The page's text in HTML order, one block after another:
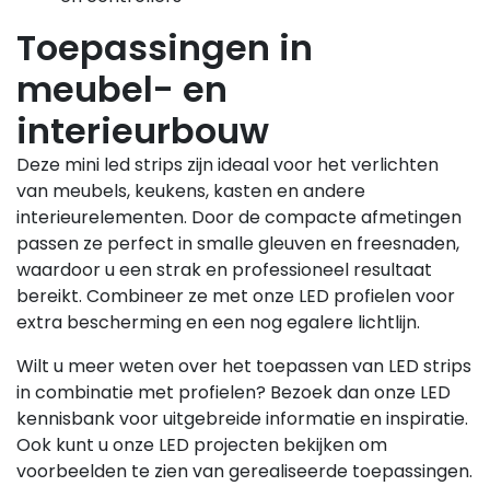
Toepassingen in
meubel- en
interieurbouw
Deze mini led strips zijn ideaal voor het verlichten
van meubels, keukens, kasten en andere
interieurelementen. Door de compacte afmetingen
passen ze perfect in smalle gleuven en freesnaden,
waardoor u een strak en professioneel resultaat
bereikt. Combineer ze met onze LED profielen voor
extra bescherming en een nog egalere lichtlijn.
Wilt u meer weten over het toepassen van LED strips
in combinatie met profielen? Bezoek dan onze LED
kennisbank voor uitgebreide informatie en inspiratie.
Ook kunt u onze LED projecten bekijken om
voorbeelden te zien van gerealiseerde toepassingen.